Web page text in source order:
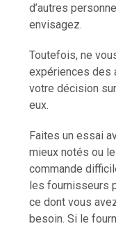
d’autres
envisagez.
Toutefois, ne
expériences des
votre décision
eux.
Faites un essai
mieux notés ou
commande
les fournisseurs
ce dont vous
besoin. Si le